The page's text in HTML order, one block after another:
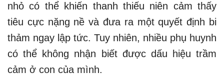
nhỏ có thể khiến thanh thiếu niên cảm thấy
tiêu cực nặng nề và đưa ra một quyết định bi
thảm ngay lập tức. Tuy nhiên, nhiều phụ huynh
có thể không nhận biết được dấu hiệu trầm
cảm ở con của mình.